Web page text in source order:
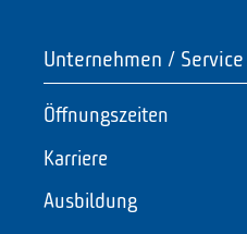
Unternehmen / Service
Öffnungszeiten
Karriere
Ausbildung